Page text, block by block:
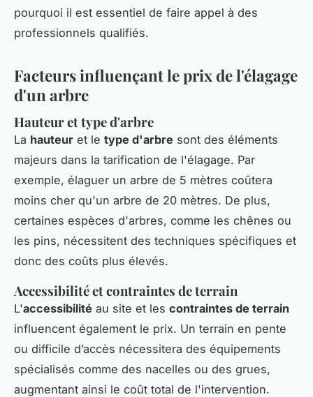
pourquoi il est essentiel de faire appel à des
professionnels qualifiés.
Facteurs influençant le prix de l'élagage
d'un arbre
Hauteur et type d'arbre
La hauteur et le type d'arbre sont des éléments
majeurs dans la tarification de l'élagage. Par
exemple, élaguer un arbre de 5 mètres coûtera
moins cher qu'un arbre de 20 mètres. De plus,
certaines espèces d'arbres, comme les chênes ou
les pins, nécessitent des techniques spécifiques et
donc des coûts plus élevés.
Accessibilité et contraintes de terrain
L'accessibilité au site et les contraintes de terrain
influencent également le prix. Un terrain en pente
ou difficile d’accès nécessitera des équipements
spécialisés comme des nacelles ou des grues,
augmentant ainsi le coût total de l'intervention.